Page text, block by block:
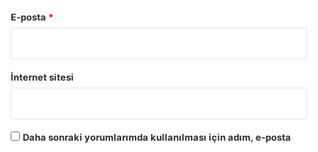
E-posta *
İnternet sitesi
Daha sonraki yorumlarımda kullanılması için adım, e-posta